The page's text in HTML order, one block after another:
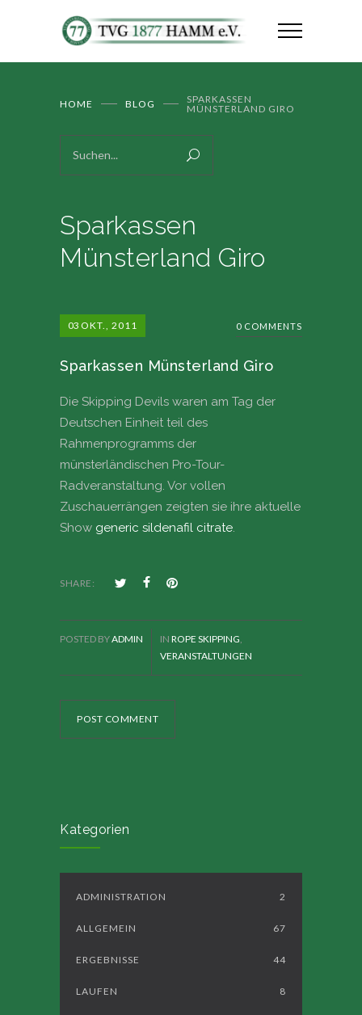
HOME BLOG
SPARKASSEN
MÜNSTERLAND GIRO
Sparkassen
Münsterland Giro
03 OKT., 2011 0 COMMENTS
Sparkassen Münsterland Giro
Die Skipping Devils waren am Tag der
Deutschen Einheit teil des
Rahmenprogramms der
münsterländischen Pro-Tour-
Radveranstaltung. Vor vollen
Zuschauerrängen zeigten sie ihre aktuelle
Show generic sildenafil citrate
SHARE:
POST COMMENT
POSTED BYADMIN IN ROPE SKIPPING
VERANSTALTUNGEN
Kategorien
ADMINISTRATION 2
ALLGEMEIN 67
ERGEBNISSE 44
LAUFEN 8